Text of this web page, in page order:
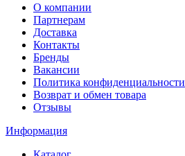
О компании
Партнерам
Доставка
Контакты
Бренды
Вакансии
Политика конфиденциальности
Возврат и обмен товара
Отзывы
Информация